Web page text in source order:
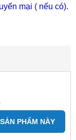
mại ( nếu có).
PHẨM NÀY